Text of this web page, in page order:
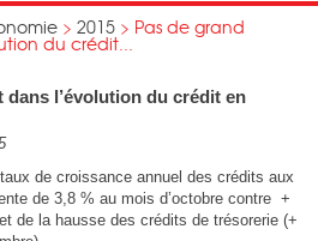
> 2015 > Pas de grand
du crédit...
dans l’évolution du crédit en
de croissance annuel des crédits aux
de 3,8 % au mois d’octobre contre +
de la hausse des crédits de trésorerie (+